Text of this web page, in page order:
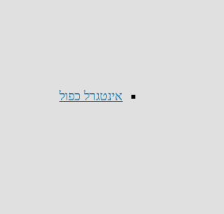
אינטגרל כפול